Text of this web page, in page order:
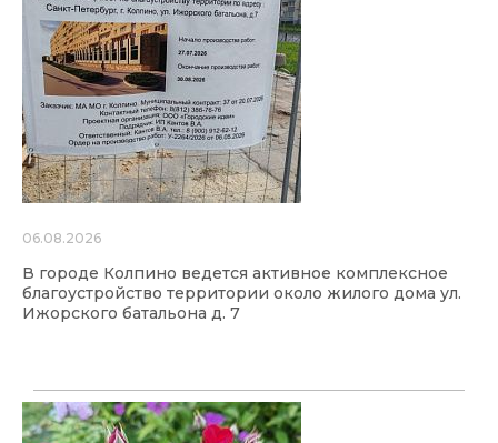
06.08.2026
В городе Колпино ведется активное комплексное
благоустройство территории около жилого дома ул.
Ижорского батальона д. 7